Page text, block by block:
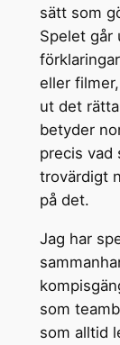
sätt som
Spelet går
eller
ut det
betyder
precis vad
trovärdigt
på det.
Jag har
som
som alltid